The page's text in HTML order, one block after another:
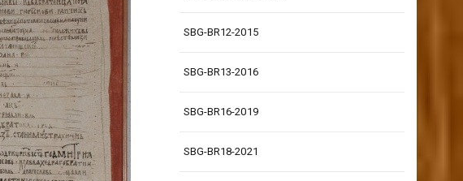
SBG-BR12-2015
SBG-BR13-2016
SBG-BR16-2019
SBG-BR18-2021